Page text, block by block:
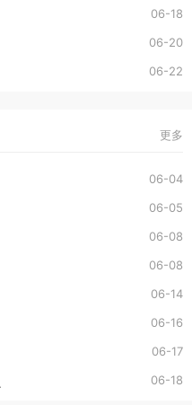
06-18
06-20
06-22
更多
06-04
06-05
06-08
06-08
06-14
06-16
06-17
06-18